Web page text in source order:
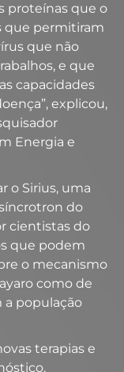
proteínas que o
que permitiram
que não
e que
capacidades
explicou,
Energia e
o Sirius, uma
do
cientistas do
que podem
o mecanismo
como de
a população
terapias e